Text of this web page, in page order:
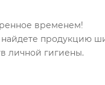
губам
желанный объем и
временем!
продукцию
личной гигиены.